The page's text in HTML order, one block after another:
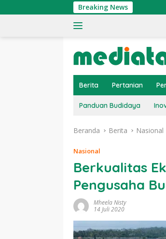
ke
Breaking News
Berita Pertanian
Panduan Budidaya
Beranda Berita Nasional
Nasional
Berkualitas
Pengusaha
Mheela Nisty
14 Juli 2020